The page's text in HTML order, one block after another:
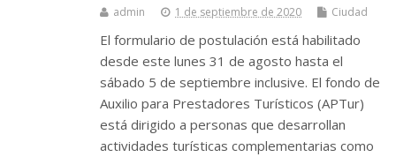
admin 1 de septiembre de 2020 Ciudad
El formulario de postulación está habilitado
desde este lunes 31 de agosto hasta el
sábado 5 de septiembre inclusive. El fondo de
Auxilio para Prestadores Turísticos (APTur)
está dirigido a personas que desarrollan
actividades turísticas complementarias como